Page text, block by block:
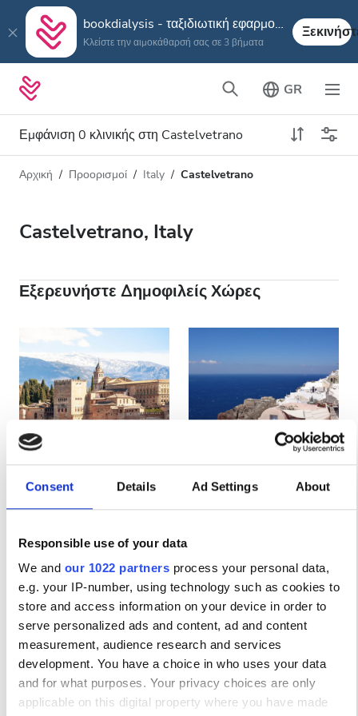
Consent Details Ad Settings About
Responsible use of your data
We and our 1022 partners process your personal data,
e.g. your IP-number, using technology such as cookies to
store and access information on your device in order to
serve personalized ads and content, ad and content
measurement, audience research and services
development. You have a choice in who uses your data
and for what purposes. Your privacy choices are only
applicable on this digital property where you have made
bookdialysis - ταξιδιωτική εφαρμογή
Κλείστε την αιμοκάθαρσή σας σε 3 βήματα
GR
Εμφάνιση 0 κλινικής στη Castelvetrano
Τύπος αιμοκάθαρσης
Όλες οι Αιμοκαθάρσεις
Αιμοκάθαρση HDF
Δέχεται
Ασθενείς με HIV
Ασθενείς με Ηπατίτιδα B
GHIC
Παροχές
Αναψυκτικά
Δωρεάν WiFi
Τηλεοπτικές Οθόνες
Δωρεάν Μεταφορά
Απόσταση
Τιμή
Αρχική Προορισμοί Italy Castelvetrano
Castelvetrano, Italy
Εξερευνήστε Δημοφιλείς Χώρες
Spain Greece